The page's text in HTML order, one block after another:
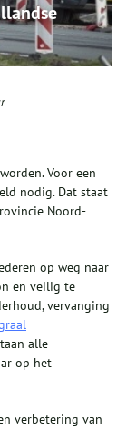
Voor een
nodig. Dat staat
Noord-
op weg naar
en veilig te
vervanging
alle
op het
verbetering van